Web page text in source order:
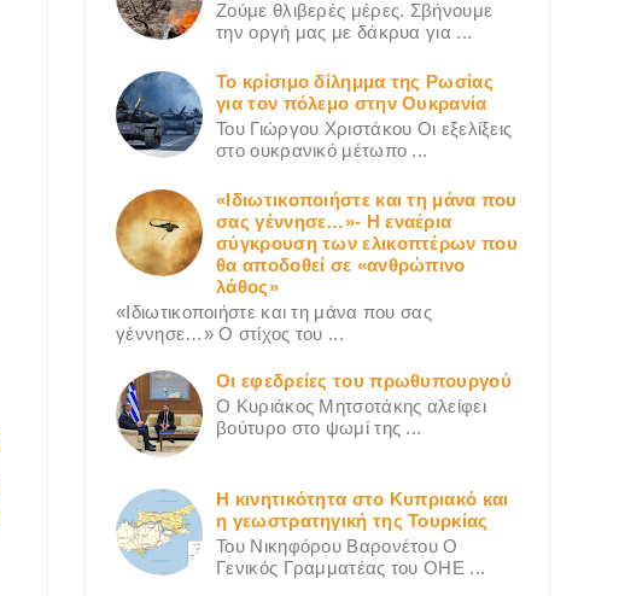
Ζούμε θλιβερές μέρες. Σβήνουμε
την οργή μας με δάκρυα για ...
Το κρίσιμο δίλημμα της Ρωσίας
για τον πόλεμο στην Ουκρανία
Του Γιώργου Χριστάκου Οι εξελίξεις
στο ουκρανικό μέτωπο ...
«Ιδιωτικοποιήστε και τη μάνα που
σας γέννησε…»- Η εναέρια
σύγκρουση των ελικοπτέρων που
θα αποδοθεί σε «ανθρώπινο
λάθος»
«Ιδιωτικοποιήστε και τη μάνα που σας
γέννησε…» Ο στίχος του ...
Οι εφεδρείες του πρωθυπουργού
Ο Κυριάκος Μητσοτάκης αλείφει
βούτυρο στο ψωμί της ...
Η κινητικότητα στο Κυπριακό και
η γεωστρατηγική της Τουρκίας
Του Νικηφόρου Βαρονέτου Ο
Γενικός Γραμματέας του ΟΗΕ ...